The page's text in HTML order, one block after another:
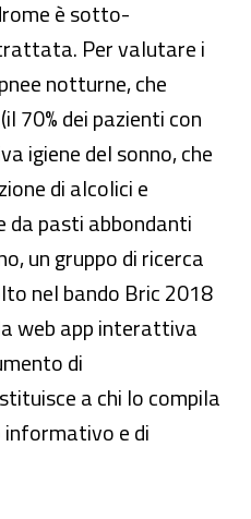
è sotto-
Per valutare i
notturne, che
70% dei pazienti con
igiene del sonno, che
di alcolici e
pasti abbondanti
un gruppo di ricerca
nel bando Bric 2018
web app interattiva
di
a chi lo compila
e di